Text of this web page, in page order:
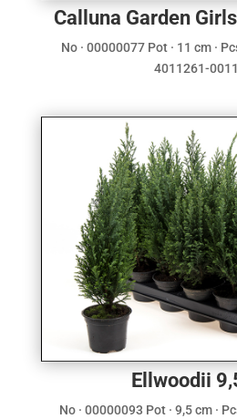
Calluna Garden
No · 00000077 Pot · 11 cm ·
4011261-
Ellwoodii
No · 00000093 Pot · 9,5 cm ·